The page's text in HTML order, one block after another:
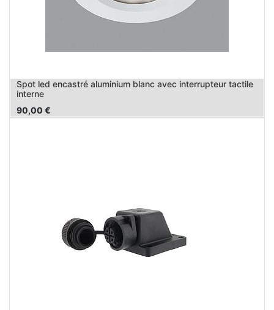
Spot led encastré aluminium blanc avec interrupteur tactile
interne
90,00 €